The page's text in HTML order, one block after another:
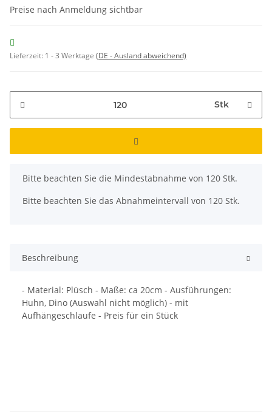
Preise nach Anmeldung sichtbar
Lieferzeit: 1 - 3 Werktage (DE - Ausland abweichend)
Stk
x
Bitte beachten Sie die Mindestabnahme von 120 Stk.
Bitte beachten Sie das Abnahmeintervall von 120 Stk.
Beschreibung
- Material: Plüsch - Maße: ca 20cm - Ausführungen:
Huhn, Dino (Auswahl nicht möglich) - mit
Aufhängeschlaufe - Preis für ein Stück